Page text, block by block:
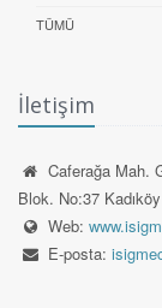
TÜMÜ
İletişim
Caferağa Mah.
Blok. No:37
Web:
E-posta: